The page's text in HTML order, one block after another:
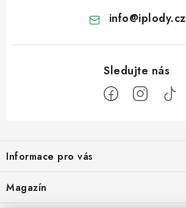
info@iplody.cz
p
a
t
Informace pro vás
Doprava a platba
Velkoobchod
Magazín